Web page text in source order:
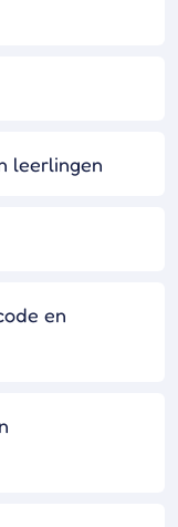
leerlingen
en